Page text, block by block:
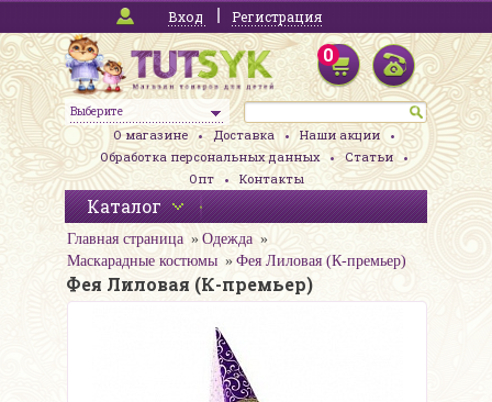
Вход Регистрация
Выберите
0
О магазине Доставка
Наши акции
Обработка персональных данных
Статьи
Опт
Контакты
Каталог
Главная страница
Одежда
Маскарадные костюмы
Фея Лиловая (К-премьер)
Фея Лиловая (К-премьер)